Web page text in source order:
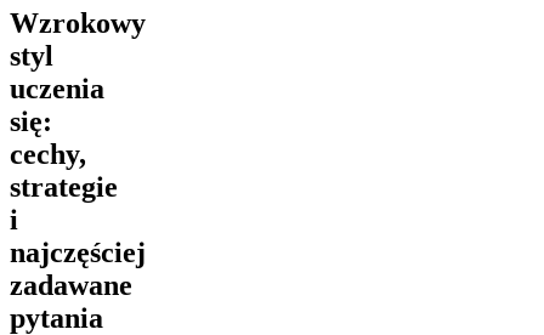
Wzrokowy
styl
uczenia
się:
cechy,
strategie
i
najczęściej
zadawane
pytania